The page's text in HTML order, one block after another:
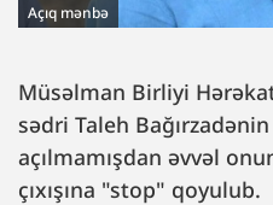
Açıq mənbə
Müsəlman Birliyi
sədri Taleh
açılmamışdan əvvəl
çıxışına "stop"